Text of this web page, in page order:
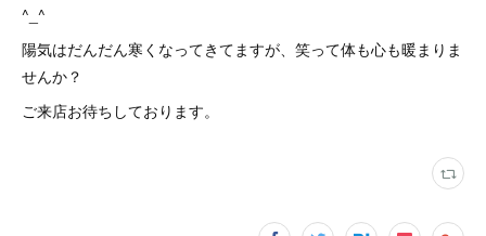
^_^
陽気はだんだん寒くなってきてますが、笑って体も心も暖まりま
せんか？
ご来店お待ちしております。